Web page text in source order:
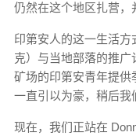
仍然在这个地区扎营，
印第安人的这一生活
克）与当地部落的推广
矿场的印第安青年提供
一直引以为豪，稍后我
现在，我们正站在